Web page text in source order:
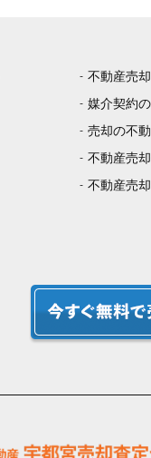
不動産売
媒介契約
売却の不
不動産売
不動産売